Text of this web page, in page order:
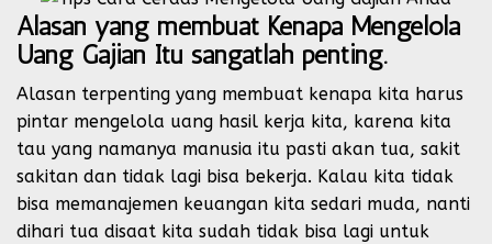
Alasan yang membuat Kenapa Mengelola
Uang Gajian Itu sangatlah penting.
Alasan terpenting yang membuat kenapa kita harus
pintar mengelola uang hasil kerja kita, karena kita
tau yang namanya manusia itu pasti akan tua, sakit
sakitan dan tidak lagi bisa bekerja. Kalau kita tidak
bisa memanajemen keuangan kita sedari muda, nanti
dihari tua disaat kita sudah tidak bisa lagi untuk